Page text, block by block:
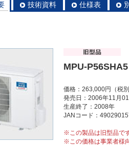
技術資料 仕様表
MPU-P56SHA5
価格：263,000円（税別
発売日：2006年11月01
生産終了：2008年
JANコード：
※この製品は旧型品で
※この価格は事業者様